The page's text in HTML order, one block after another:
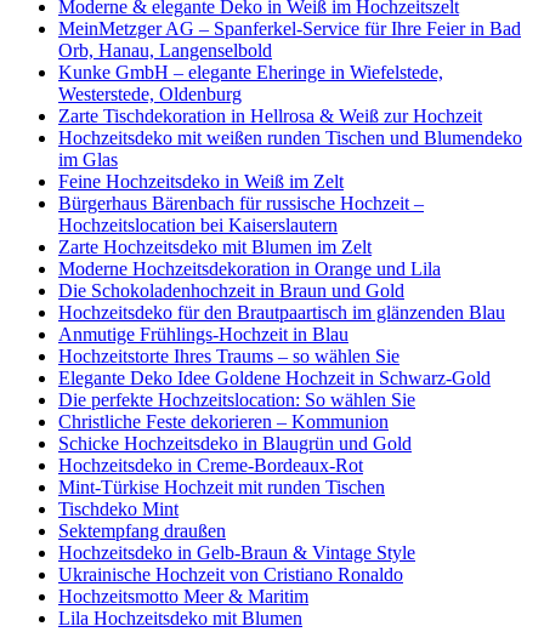
Moderne & elegante Deko in Weiß im Hochzeitszelt
MeinMetzger AG – Spanferkel-Service für Ihre Feier in Bad
Orb, Hanau, Langenselbold
Kunke GmbH – elegante Eheringe in Wiefelstede,
Westerstede, Oldenburg
Zarte Tischdekoration in Hellrosa & Weiß zur Hochzeit
Hochzeitsdeko mit weißen runden Tischen und Blumendeko
im Glas
Feine Hochzeitsdeko in Weiß im Zelt
Bürgerhaus Bärenbach für russische Hochzeit –
Hochzeitslocation bei Kaiserslautern
Zarte Hochzeitsdeko mit Blumen im Zelt
Moderne Hochzeitsdekoration in Orange und Lila
Die Schokoladenhochzeit in Braun und Gold
Hochzeitsdeko für den Brautpaartisch im glänzenden Blau
Anmutige Frühlings-Hochzeit in Blau
Hochzeitstorte Ihres Traums – so wählen Sie
Elegante Deko Idee Goldene Hochzeit in Schwarz-Gold
Die perfekte Hochzeitslocation: So wählen Sie
Christliche Feste dekorieren – Kommunion
Schicke Hochzeitsdeko in Blaugrün und Gold
Hochzeitsdeko in Creme-Bordeaux-Rot
Mint-Türkise Hochzeit mit runden Tischen
Tischdeko Mint
Sektempfang draußen
Hochzeitsdeko in Gelb-Braun & Vintage Style
Ukrainische Hochzeit von Cristiano Ronaldo
Hochzeitsmotto Meer & Maritim
Lila Hochzeitsdeko mit Blumen